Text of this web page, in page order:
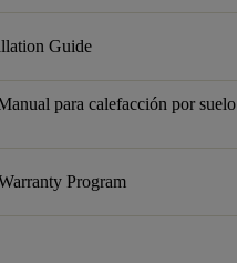
Guide
para calefacción por suelo
Program